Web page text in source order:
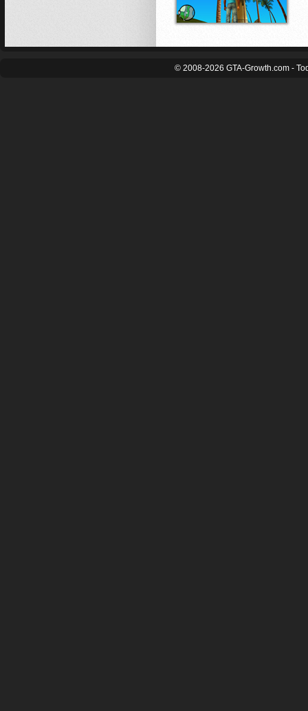
© 2008-2026 GTA-Growth.com -